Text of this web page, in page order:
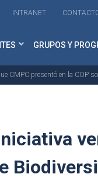
INTRANET
GRUPOS Y
CMPC presentó en la COP